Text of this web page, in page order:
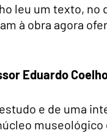
leu um texto,
à obra agora
Eduardo
e de uma
museológico